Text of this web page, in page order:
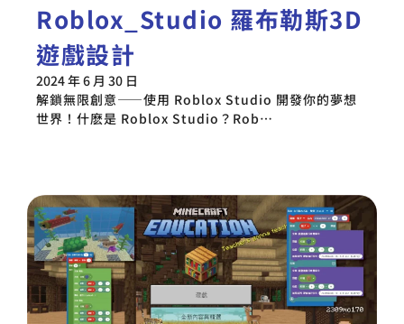
Roblox_Studio 羅布勒斯3D
遊戲設計
2024 年 6 月 30 日
解鎖無限創意——使用 Roblox Studio 開發你的夢想
世界！什麽是 Roblox Studio？Rob…